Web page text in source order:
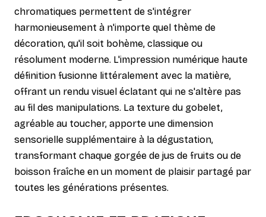
chromatiques permettent de s'intégrer
harmonieusement à n'importe quel thème de
décoration, qu'il soit bohème, classique ou
résolument moderne. L'impression numérique haute
définition fusionne littéralement avec la matière,
offrant un rendu visuel éclatant qui ne s'altère pas
au fil des manipulations. La texture du gobelet,
agréable au toucher, apporte une dimension
sensorielle supplémentaire à la dégustation,
transformant chaque gorgée de jus de fruits ou de
boisson fraîche en un moment de plaisir partagé par
toutes les générations présentes.